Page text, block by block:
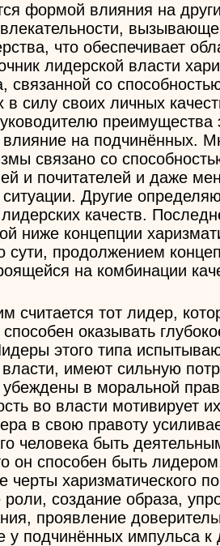
формой влияния на
что обеспечивает
лидерской власти
связанной со
силу своих личных
влияние на подчинённых.
связано со
и почитателей и даже
Другие
качеств.
ниже концепции
продолжением
на комбинации
считается тот лидер,
оказывать
этого типа
власти, имеют сильную
убеждены в моральной
во власти мотивирует
в свою правоту
человека быть
он способен быть
черты харизматического
создание образа,
проявление
у подчинённых импульса к